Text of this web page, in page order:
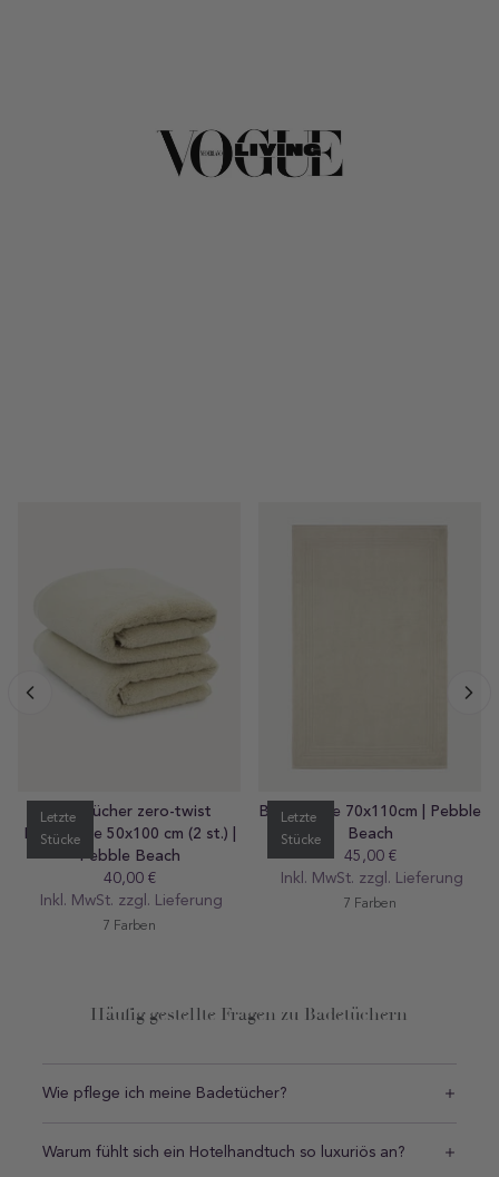
Letzte
Stücke
Handtücher zero-twist
Baumwolle 50x100 cm (2 st.) |
Pebble Beach
Regular
preis
40,00 €
Inkl. MwSt. zzgl. Lieferung
7 Farben
Letzte
Stücke
Badematte 70x110cm | Pebble
Beach
Regular
preis
45,00 €
Inkl. MwSt. zzgl. Lieferung
7 Farben
Häufig gestellte Fragen zu Badetüchern
Wie pflege ich meine Badetücher?
Warum fühlt sich ein Hotelhandtuch so luxuriös an?